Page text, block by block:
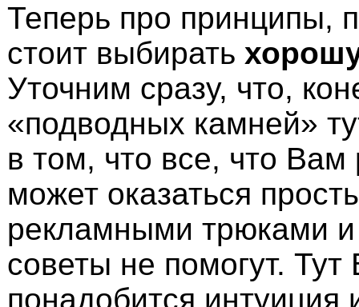
Теперь про принципы,
стоит выбирать
Уточним сразу, что,
«подводных камней»
в том, что все, что Вам
может оказаться
рекламными трюками и
советы не помогут. Тут
понадобится интуиция